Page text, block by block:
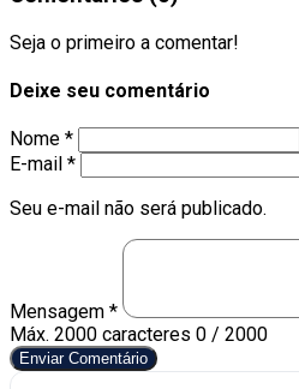
Seja o primeiro a comentar!
Deixe seu comentário
Nome *
E-mail *
Seu e-mail não será publicado.
Mensagem *
Máx. 2000 caracteres 0 / 2000
Enviar Comentário